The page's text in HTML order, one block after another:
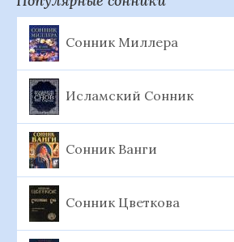
Сонник Миллера
Исламский Сонник
Сонник Ванги
Сонник Цветкова